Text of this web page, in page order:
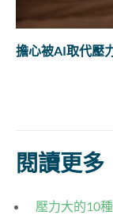
擔心被AI取代壓
閱讀更多
壓力大的10